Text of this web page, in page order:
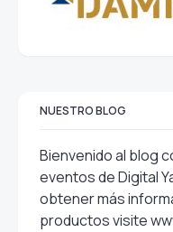
NUESTRO BLOG
Bienvenido al blog
eventos de Digital
obtener más
productos visite